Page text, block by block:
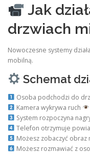
Jak
drzwiach
Nowoczesne systemy
mobilną.
Schemat
Osoba podchodzi do
Kamera wykrywa ruch
System rozpoczyna
Telefon otrzymuje
Możesz zobaczyć obraz
Możesz rozmawiać z